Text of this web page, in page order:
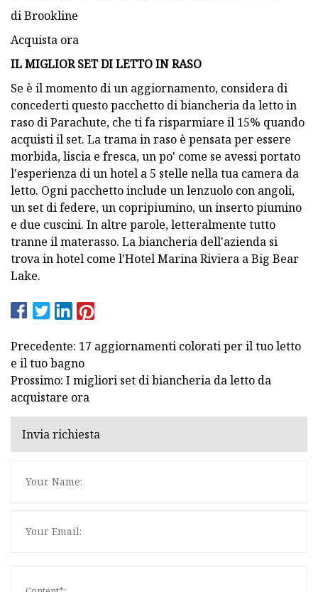
di Brookline
Acquista ora
IL MIGLIOR SET DI LETTO IN RASO
Se è il momento di un aggiornamento, considera di
concederti questo pacchetto di biancheria da letto in
raso di Parachute, che ti fa risparmiare il 15% quando
acquisti il ​​set. La trama in raso è pensata per essere
morbida, liscia e fresca, un po' come se avessi portato
l'esperienza di un hotel a 5 stelle nella tua camera da
letto. Ogni pacchetto include un lenzuolo con angoli,
un set di federe, un copripiumino, un inserto piumino
e due cuscini. In altre parole, letteralmente tutto
tranne il materasso. La biancheria dell'azienda si
trova in hotel come l'Hotel Marina Riviera a Big Bear
Lake.
Precedente: 17 aggiornamenti colorati per il tuo letto
e il tuo bagno
Prossimo: I migliori set di biancheria da letto da
acquistare ora
Invia richiesta